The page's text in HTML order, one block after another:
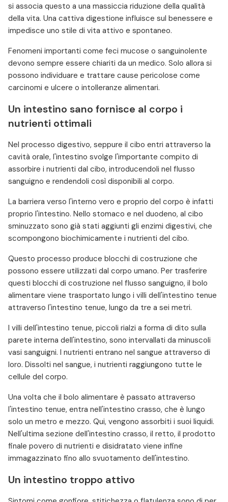
si associa questo a una massiccia riduzione della qualità
della vita. Una cattiva digestione influisce sul benessere e
impedisce uno stile di vita attivo e spontaneo.
Fenomeni importanti come feci mucose o sanguinolente
devono sempre essere chiariti da un medico. Solo allora si
possono individuare e trattare cause pericolose come
carcinomi e ulcere o intolleranze alimentari.
Un intestino sano fornisce al corpo i
nutrienti ottimali
Nel processo digestivo, seppure il cibo entri attraverso la
cavità orale, l'intestino svolge l'importante compito di
assorbire i nutrienti dal cibo, introducendoli nel flusso
sanguigno e rendendoli così disponibili al corpo.
La barriera verso l'interno vero e proprio del corpo è infatti
proprio l'intestino. Nello stomaco e nel duodeno, al cibo
sminuzzato sono già stati aggiunti gli enzimi digestivi, che
scompongono biochimicamente i nutrienti del cibo.
Questo processo produce blocchi di costruzione che
possono essere utilizzati dal corpo umano. Per trasferire
questi blocchi di costruzione nel flusso sanguigno, il bolo
alimentare viene trasportato lungo i villi dell'intestino tenue
attraverso l'intestino tenue, lungo da tre a sei metri.
I villi dell'intestino tenue, piccoli rialzi a forma di dito sulla
parete interna dell'intestino, sono intervallati da minuscoli
vasi sanguigni. I nutrienti entrano nel sangue attraverso di
loro. Dissolti nel sangue, i nutrienti raggiungono tutte le
cellule del corpo.
Una volta che il bolo alimentare è passato attraverso
l'intestino tenue, entra nell'intestino crasso, che è lungo
solo un metro e mezzo. Qui, vengono assorbiti i suoi liquidi.
Nell'ultima sezione dell'intestino crasso, il retto, il prodotto
finale povero di nutrienti e disidratato viene infine
immagazzinato fino allo svuotamento dell'intestino.
Un intestino troppo attivo